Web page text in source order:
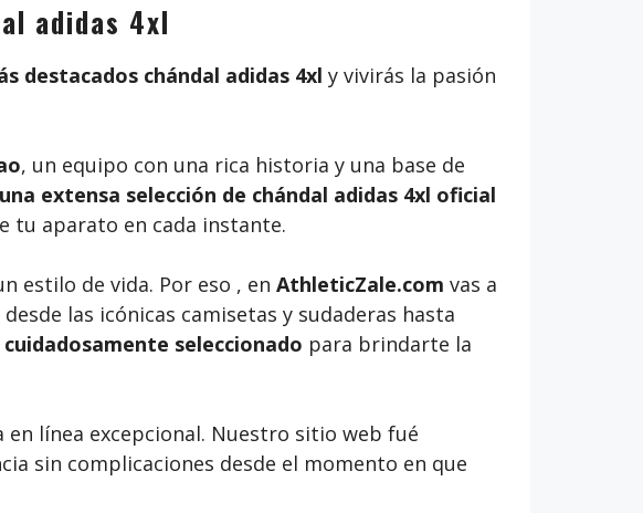
adidas 4xl
destacados chándal adidas 4xl y vivirás la pasión
, un equipo con una rica historia y una base de
extensa selección de chándal adidas 4xl oficial
tu aparato en cada instante.
estilo de vida. Por eso , en AthleticZale.com vas a
las icónicas camisetas y sudaderas hasta
seleccionado para brindarte la
línea excepcional. Nuestro sitio web fué
sin complicaciones desde el momento en que